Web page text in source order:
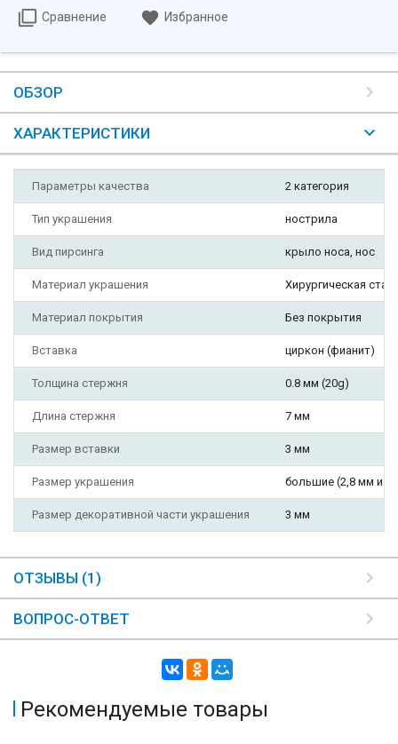
Сравнение Избранное
ОБЗОР
ХАРАКТЕРИСТИКИ
Параметры качества 2 категория
Тип украшения нострила
Вид пирсинга крыло носа, нос
Материал украшения Хирургическая
Материал покрытия Без покрытия
Вставка циркон (фианит)
Толщина стержня 0.8 мм (20g)
Длина стержня 7 мм
Размер вставки 3 мм
Размер украшения большие (2,8 мм и
Размер декоративной части украшения 3 мм
ОТЗЫВЫ (1)
ВОПРОС-ОТВЕТ
Рекомендуемые товары